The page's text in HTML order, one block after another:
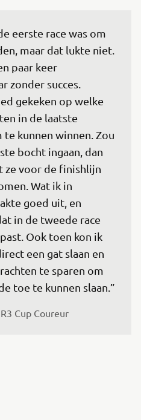
eerste race was om
maar dat lukte niet.
paar keer
zonder succes.
gekeken op welke
in de laatste
kunnen winnen. Zou
bocht ingaan, dan
ze voor de finishlijn
Wat ik in
goed uit, en
in de tweede race
Ook toen kon ik
een gat slaan en
te sparen om
toe te kunnen slaan.”
Cup Coureur